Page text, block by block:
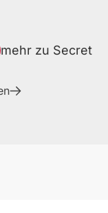
mehr zu Secret